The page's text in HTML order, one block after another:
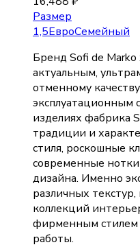
Размер
1,5ЕвроСемейный
Бренд Sofi de Marko
актуальным,
отменному
эксплуатационным
изделиях фабрика
традиции и
стиля, роскошные
современные
дизайна. Именно
различных
коллекций
фирменным стилем
работы.